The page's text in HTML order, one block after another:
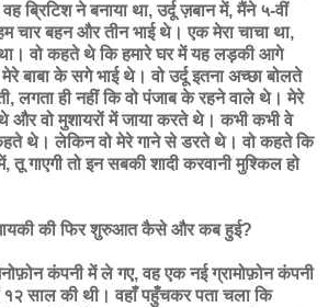
ब्रिटिश ने बनाया था, उर्दू ज़बान में, मैंने ५-वीं
चार बहन और तीन भाई थे। एक मेरा चाचा था,
वो कहते थे कि हमारे घर में यह लड़की आगे
बाबा के सगे भाई थे। वो उर्दू इतना अच्छा बोलते
लगता ही नहीं कि वो पंजाब के रहने वाले थे। मेरे
और वो मुशायरों में जाया करते थे। कभी कभी वे
थे। लेकिन वो मेरे गाने से डरते थे। वो कहते कि
तू गाएगी तो इन सबकी शादी करवानी मुश्किल हो
की फिर शुरुआत कैसे और कब हुई?
कंपनी में ले गए, वह एक नई ग्रामोफ़ोन कंपनी
साल की थी। वहाँ पहुँचकर पता चला कि